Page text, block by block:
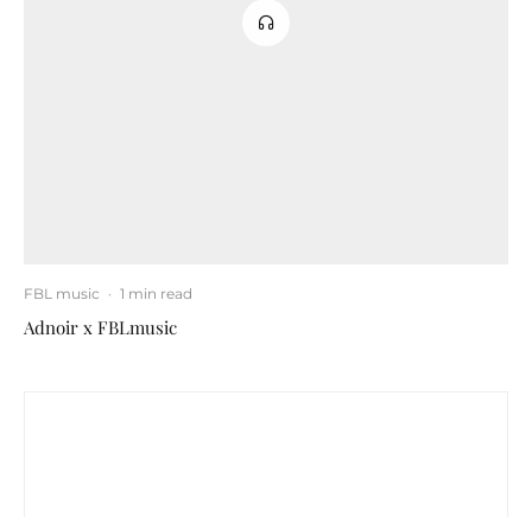
FBL music · 1 min read
Adnoir x FBLmusic